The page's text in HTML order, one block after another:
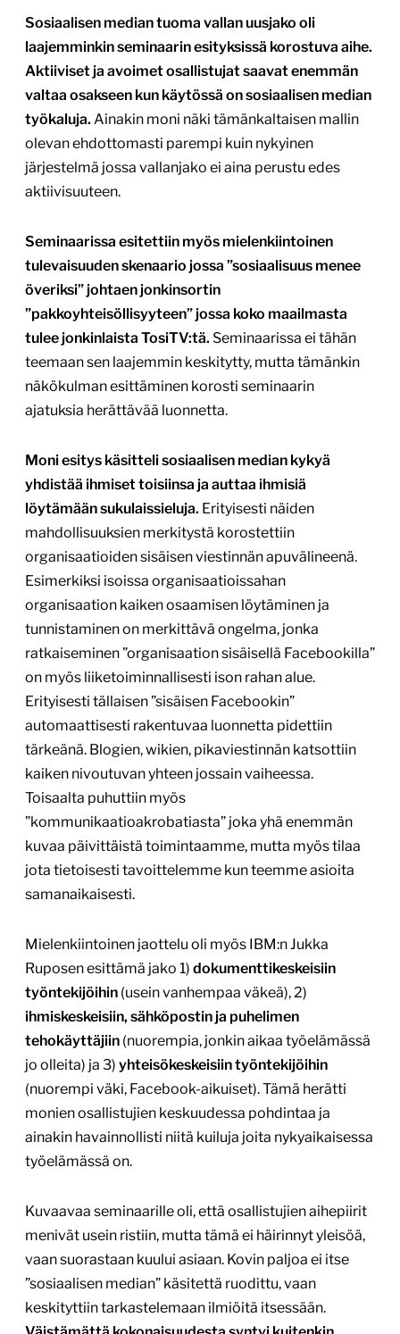
Sosiaalisen median tuoma vallan uusjako oli
laajemminkin seminaarin esityksissä korostuva aihe.
Aktiiviset ja avoimet osallistujat saavat enemmän
valtaa osakseen kun käytössä on sosiaalisen median
työkaluja. Ainakin moni näki tämänkaltaisen mallin
olevan ehdottomasti parempi kuin nykyinen
järjestelmä jossa vallanjako ei aina perustu edes
aktiivisuuteen.
Seminaarissa esitettiin myös mielenkiintoinen
tulevaisuuden skenaario jossa ”sosiaalisuus menee
överiksi” johtaen jonkinsortin
”pakkoyhteisöllisyyteen” jossa koko maailmasta
tulee jonkinlaista TosiTV:tä. Seminaarissa ei tähän
teemaan sen laajemmin keskitytty, mutta tämänkin
näkökulman esittäminen korosti seminaarin
ajatuksia herättävää luonnetta.
Moni esitys käsitteli sosiaalisen median kykyä
yhdistää ihmiset toisiinsa ja auttaa ihmisiä
löytämään sukulaissieluja. Erityisesti näiden
mahdollisuuksien merkitystä korostettiin
organisaatioiden sisäisen viestinnän apuvälineenä.
Esimerkiksi isoissa organisaatioissahan
organisaation kaiken osaamisen löytäminen ja
tunnistaminen on merkittävä ongelma, jonka
ratkaiseminen ”organisaation sisäisellä Facebookilla”
on myös liiketoiminnallisesti ison rahan alue.
Erityisesti tällaisen ”sisäisen Facebookin”
automaattisesti rakentuvaa luonnetta pidettiin
tärkeänä. Blogien, wikien, pikaviestinnän katsottiin
kaiken nivoutuvan yhteen jossain vaiheessa.
Toisaalta puhuttiin myös
”kommunikaatioakrobatiasta” joka yhä enemmän
kuvaa päivittäistä toimintaamme, mutta myös tilaa
jota tietoisesti tavoittelemme kun teemme asioita
samanaikaisesti.
Mielenkiintoinen jaottelu oli myös IBM:n Jukka
Ruposen esittämä jako 1) dokumenttikeskeisiin
työntekijöihin (usein vanhempaa väkeä), 2)
ihmiskeskeisiin, sähköpostin ja puhelimen
tehokäyttäjiin (nuorempia, jonkin aikaa työelämässä
jo olleita) ja 3) yhteisökeskeisiin työntekijöihin
(nuorempi väki, Facebook-aikuiset). Tämä herätti
monien osallistujien keskuudessa pohdintaa ja
ainakin havainnollisti niitä kuiluja joita nykyaikaisessa
työelämässä on.
Kuvaavaa seminaarille oli, että osallistujien aihepiirit
menivät usein ristiin, mutta tämä ei häirinnyt yleisöä,
vaan suorastaan kuului asiaan. Kovin paljoa ei itse
”sosiaalisen median” käsitettä ruodittu, vaan
keskityttiin tarkastelemaan ilmiöitä itsessään.